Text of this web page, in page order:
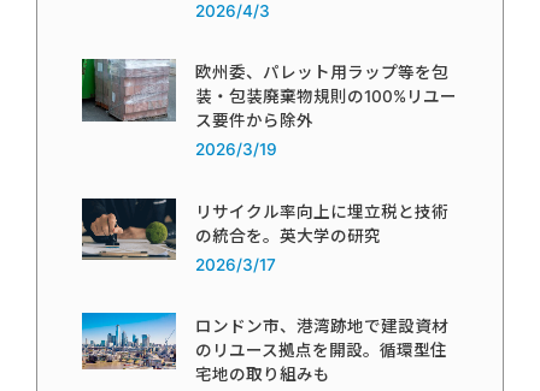
2026/4/3
欧州委、パレット用ラップ等を包
装・包装廃棄物規則の100%リユー
ス要件から除外
2026/3/19
リサイクル率向上に埋立税と技術
の統合を。英大学の研究
2026/3/17
ロンドン市、港湾跡地で建設資材
のリユース拠点を開設。循環型住
宅地の取り組みも